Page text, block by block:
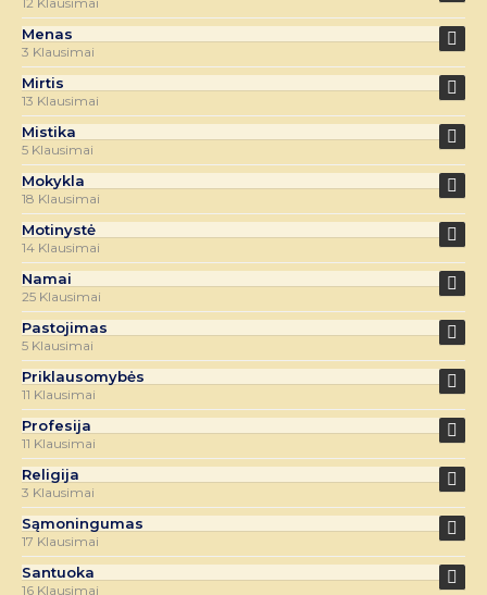
Menas
3 Klausimai
Mirtis
13 Klausimai
Mistika
5 Klausimai
Mokykla
18 Klausimai
Motinystė
14 Klausimai
Namai
25 Klausimai
Pastojimas
5 Klausimai
Priklausomybės
11 Klausimai
Profesija
11 Klausimai
Religija
3 Klausimai
Sąmoningumas
17 Klausimai
Santuoka
16 Klausimai